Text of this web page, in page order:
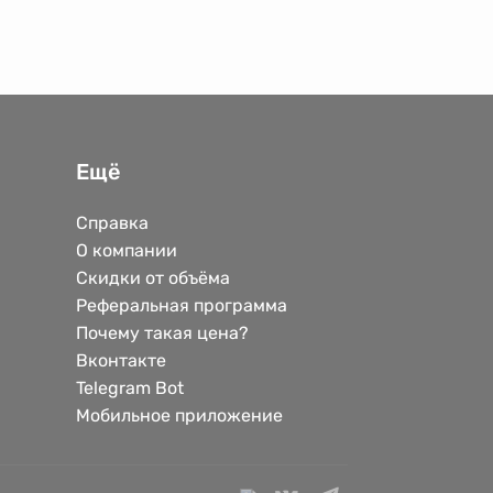
Ещё
Справка
О компании
Скидки от объёма
Реферальная программа
Почему такая цена?
Вконтакте
Telegram Bot
Мобильное приложение